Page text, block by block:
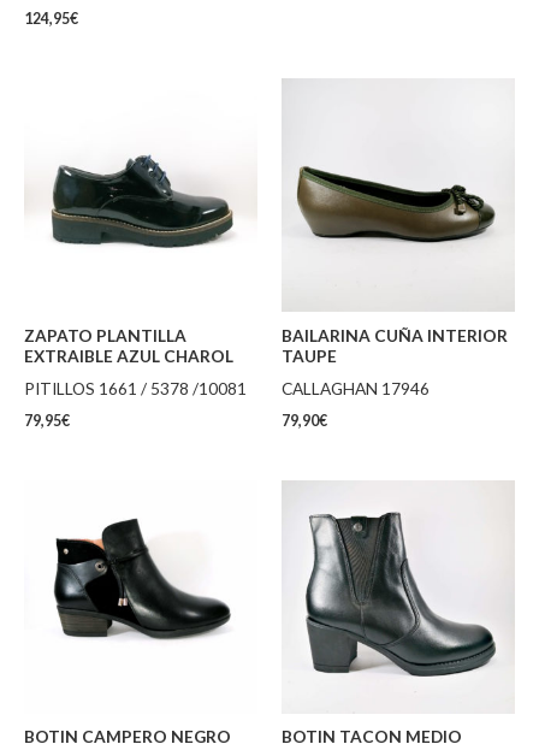
124,95€
ZAPATO PLANTILLA
EXTRAIBLE AZUL CHAROL
PITILLOS 1661 / 5378 /10081
79,95€
BAILARINA CUÑA INTERIOR
TAUPE
CALLAGHAN 17946
79,90€
BOTIN CAMPERO NEGRO
BOTIN TACON MEDIO